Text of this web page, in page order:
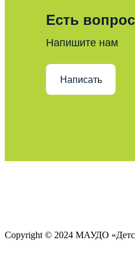
Есть
Напишите нам
Написать
Copyright © 2024 МАУДО